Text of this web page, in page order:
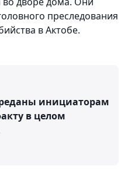
преследования
в Актобе.
инициаторам
в целом